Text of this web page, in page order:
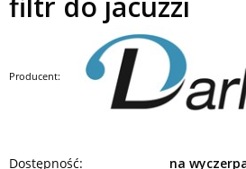
Producent:
Dostępność: na